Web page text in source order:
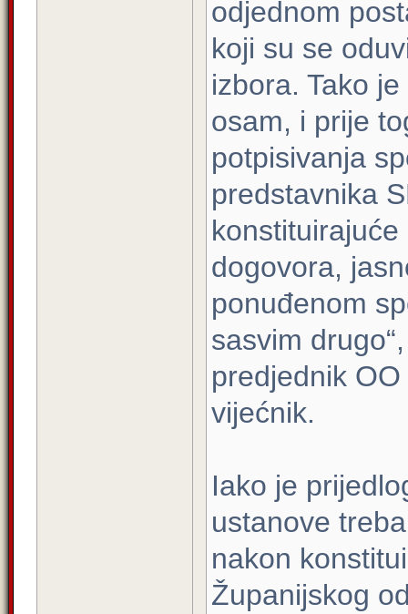
odjednom
koji su se
izbora. Tako
osam, i prije
potpisivanja
predstavnika
dogovora,
ponuđenom
sasvim
predjednik
vijećnik.
Iako je
ustanove
nakon
Županijskog